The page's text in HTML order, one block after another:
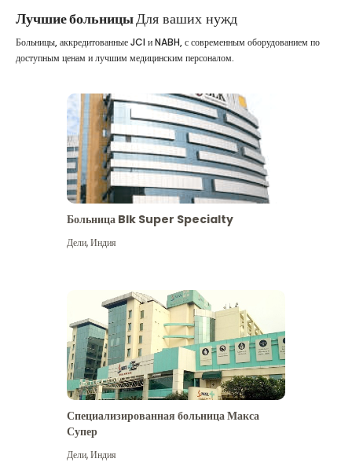
Лучшие больницыДля ваших нужд
Больницы, аккредитованные JCI и NABH, с современным оборудованием по
доступным ценам и лучшим медицинским персоналом.
Больница Blk Super Specialty
Дели,Индия
Специализированная больница Макса
Супер
Дели,Индия